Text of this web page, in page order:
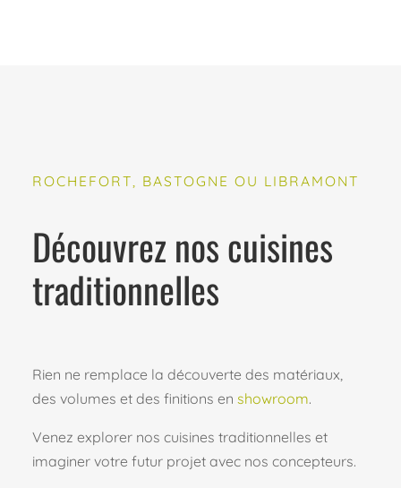
ROCHEFORT, BASTOGNE OU LIBRAMONT
Découvrez nos cuisines
traditionnelles
Rien ne remplace la découverte des matériaux,
des volumes et des finitions en showroom.
Venez explorer nos cuisines traditionnelles et
imaginer votre futur projet avec nos concepteurs.